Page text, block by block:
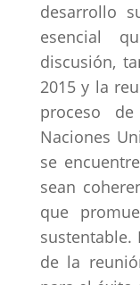
desarrollo
esencial
discusión,
2015 y la
proceso
Naciones
se
sean
que
sustentable.
de la